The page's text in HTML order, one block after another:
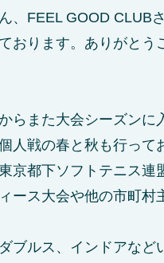
、FEEL GOOD CLUB
おります。ありがと
らまた大会シーズンに
人戦の春と秋も行って
京都下ソフトテニス
ース大会や他の市町村
ブルス、インドアなど